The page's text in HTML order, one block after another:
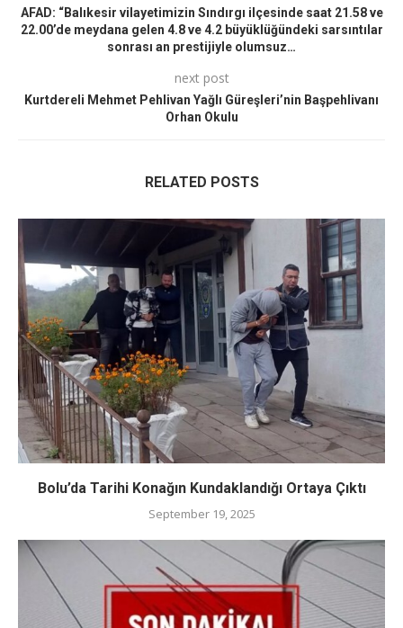
AFAD: “Balıkesir vilayetimizin Sındırgı ilçesinde saat 21.58 ve
22.00’de meydana gelen 4.8 ve 4.2 büyüklüğündeki sarsıntılar
sonrası an prestijiyle olumsuz…
next post
Kurtdereli Mehmet Pehlivan Yağlı Güreşleri’nin Başpehlivanı
Orhan Okulu
RELATED POSTS
Bolu’da Tarihi Konağın Kundaklandığı Ortaya Çıktı
September 19, 2025